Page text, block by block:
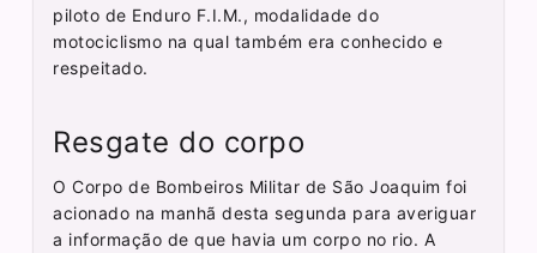
piloto de Enduro F.I.M., modalidade do
motociclismo na qual também era conhecido e
respeitado.
Resgate do corpo
O Corpo de Bombeiros Militar de São Joaquim foi
acionado na manhã desta segunda para averiguar
a informação de que havia um corpo no rio. A